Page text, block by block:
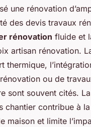
une rénovation
des devis travaux
rénovation fluide et
artisan rénovation.
ou de
sont souvent cités. La
chantier contribue à la
maison et limite